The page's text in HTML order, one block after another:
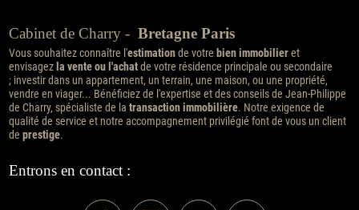
Cabinet de Charry - Bretagne Paris
Vous souhaitez connaître l'estimationde votre bien immobilieret
envisagezla vente ou l'achatde votre résidence principale ou secondaire
; investir dans un appartement, un terrain, une maison, ou une propriété,
vendre en viager... Bénéficiez de l'expertise et des conseils de Jean-Philippe
de Charry, spécialiste de la transaction immobilière. Notre exigence de
qualité de service et notre accompagnement privilégié font de vous un client
de prestige.
Entrons en contact :